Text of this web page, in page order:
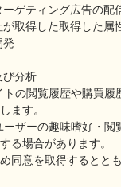
ゲティング広告の配
取得した取得した属
発
分析
の閲覧履歴や購買履
ます。
ザーの趣味嗜好・
る場合があります。
同意を取得するとと